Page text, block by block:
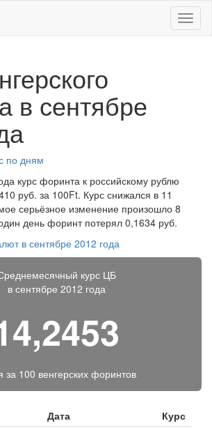
Меню
в сентябре
по дням
курс форинта к российскому рублю
руб. за 100Ft. Курс снижался в 11
серьёзное изменение произошло 8
день форинт потерял 0,1634 руб.
в сентябре 2012 года
курс ЦБ
в сентябре 2012 года
за 100 венгерских форинтов
Дата
Курс